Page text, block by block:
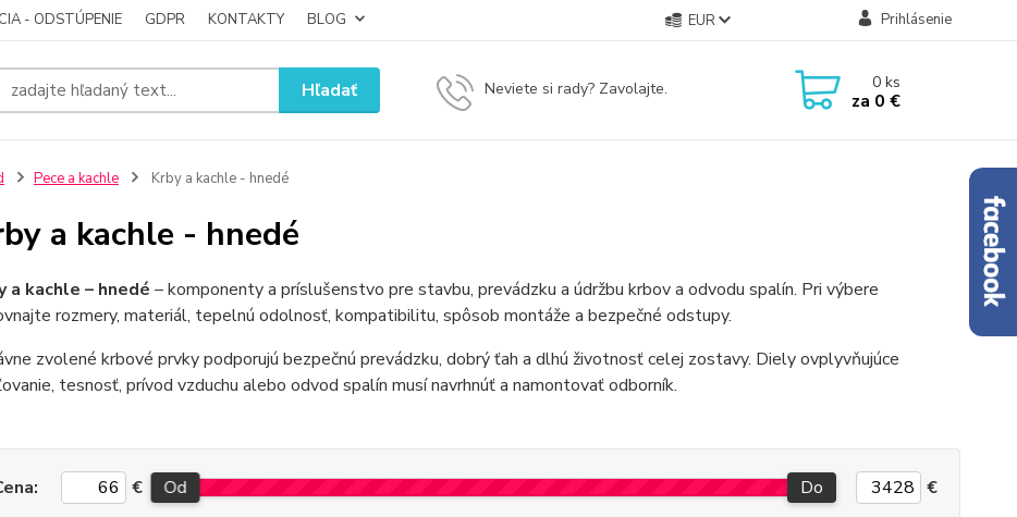
- ODSTÚPENIE GDPR KONTAKTY BLOG EUR Prihlásenie
Hľadať Neviete si rady? Zavolajte. 0ks
za 0 €
Pece a kachle Krby a kachle - hnedé
a kachle - hnedé
a kachle – hnedé – komponenty a príslušenstvo pre stavbu, prevádzku a údržbu krbov a odvodu spalín. Pri výbere
rozmery, materiál, tepelnú odolnosť, kompatibilitu, spôsob montáže a bezpečné odstupy.
zvolené krbové prvky podporujú bezpečnú prevádzku, dobrý ťah a dlhú životnosť celej zostavy. Diely ovplyvňujúce
tesnosť, prívod vzduchu alebo odvod spalín musí navrhnúť a namontovať odborník.
€ Od Do €